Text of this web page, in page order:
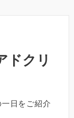
ドクリ
日をご紹介